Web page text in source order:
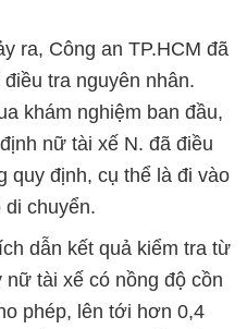
ra, Công an TP.HCM đã
tra nguyên nhân.
khám nghiệm ban đầu,
nữ tài xế N. đã điều
quy định, cụ thể là đi vào
chuyển.
dẫn kết quả kiểm tra từ
tài xế có nồng độ cồn
phép, lên tới hơn 0,4